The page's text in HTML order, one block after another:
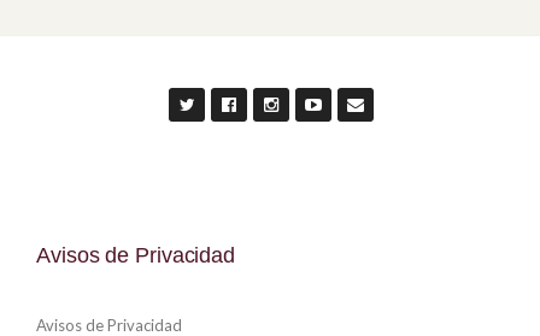
Avisos de Privacidad
Avisos de Privacidad